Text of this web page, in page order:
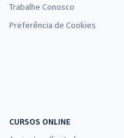
Trabalhe Conosco
Preferência de Cookies
CURSOS ONLINE